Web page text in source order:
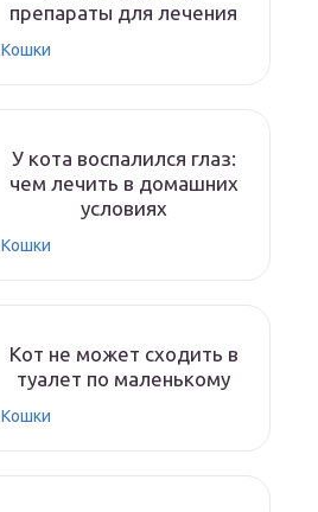
препараты для лечения
Кошки
У кота воспалился глаз:
чем лечить в домашних
условиях
Кошки
Кот не может сходить в
туалет по маленькому
Кошки